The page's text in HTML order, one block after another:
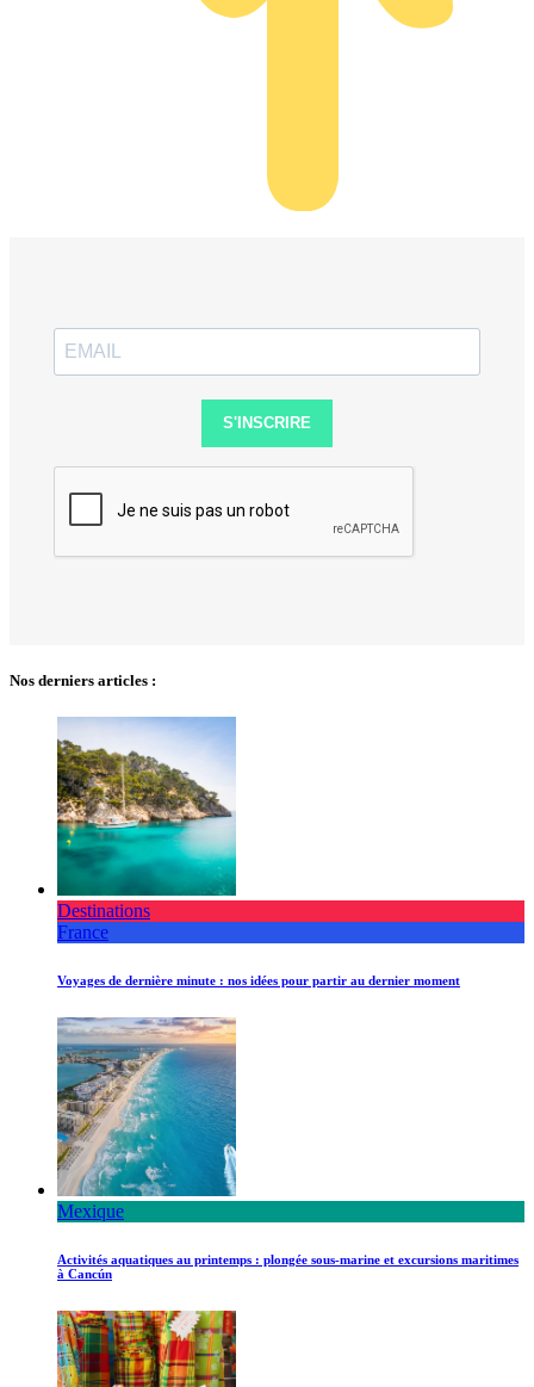
S'INSCRIRE
Nos derniers articles :
Destinations
France
Voyages de dernière minute : nos idées pour partir au dernier moment
Mexique
Activités aquatiques au printemps : plongée sous-marine et excursions maritimes
à Cancún